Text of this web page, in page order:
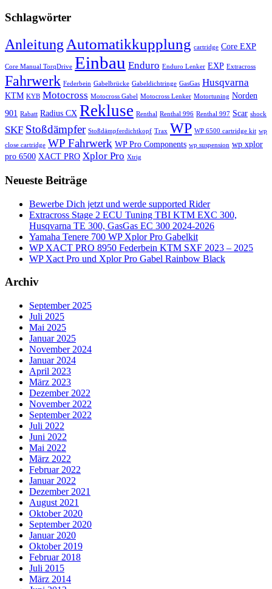
Schlagwörter
Anleitung Automatikkupplung cartridge Core EXP
Core Manual TorqDrive Einbau Enduro Enduro Lenker EXP Extracross
Fahrwerk Federbein Gabelbrücke Gabeldichtringe GasGas Husqvarna
KTM KYB Motocross Motocross Gabel Motocross Lenker Motortuning Norden
901 Rabatt Radius CX Rekluse Renthal Renthal 996 Renthal 997 Scar shock
SKF Stoßdämpfer Stoßdämpferdichtkopf Trax WP WP 6500 cartridge kit wp
close cartridge WP Fahrwerk WP Pro Components wp suspension wp xplor
pro 6500 XACT PRO Xplor Pro Xtrig
Neueste Beiträge
Bewerbe Dich jetzt und werde supported Rider
Extracross Stage 2 ECU Tuning TBI KTM EXC 300,
Husqvarna TE 300, GasGas EC 300 2024-2026
Yamaha Tenere 700 WP Xplor Pro Gabelkit
WP XACT PRO 8950 Federbein KTM SXF 2023 – 2025
WP Xact Pro und Xplor Pro Gabel Rainbow Black
Archiv
September 2025
Juli 2025
Mai 2025
Januar 2025
November 2024
Januar 2024
April 2023
März 2023
Dezember 2022
November 2022
September 2022
Juli 2022
Juni 2022
Mai 2022
März 2022
Februar 2022
Januar 2022
Dezember 2021
August 2021
Oktober 2020
September 2020
Januar 2020
Oktober 2019
Februar 2018
Juli 2015
März 2014